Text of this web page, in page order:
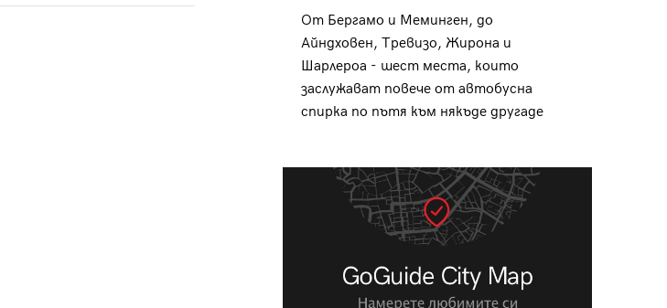
От Бергамо и Меминген, до
Айндховен, Тревизо, Жирона и
Шарлероа - шест места, които
заслужават повече от автобусна
спирка по пътя към някъде другаде